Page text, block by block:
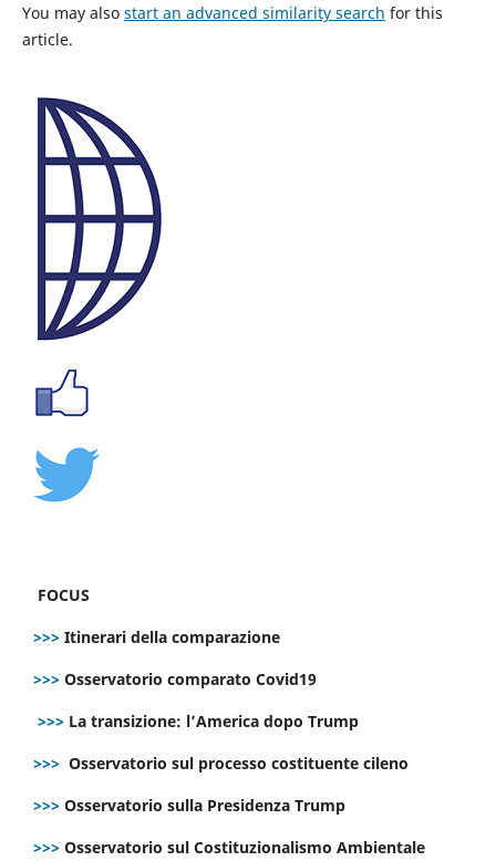
You may also start an advanced similarity search for this
article.
FOCUS
>>> Itinerari della comparazione
>>> Osservatorio comparato Covid19
>>> La transizione: l’America dopo Trump
>>> Osservatorio sul processo costituente cileno
>>> Osservatorio sulla Presidenza Trump
>>> Osservatorio sul Costituzionalismo Ambientale